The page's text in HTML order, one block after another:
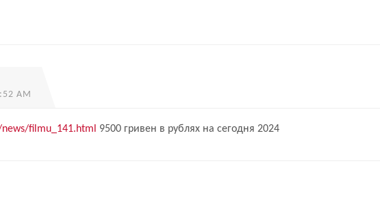
AM
filmu_141.html 9500 гривен в рублях на сегодня 2024